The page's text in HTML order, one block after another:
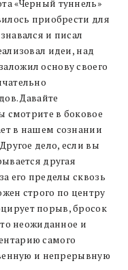
«Черный туннель»
приобрести для
и писал
идеи, над
основу своего
Давайте
смотрите в боковое
в нашем сознании
дело, если вы
другая
его пределы сквозь
строго по центру
порыв, бросок
неожиданное и
самого
и непрерывную